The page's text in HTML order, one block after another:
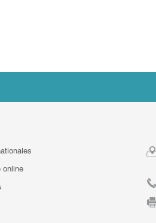
online